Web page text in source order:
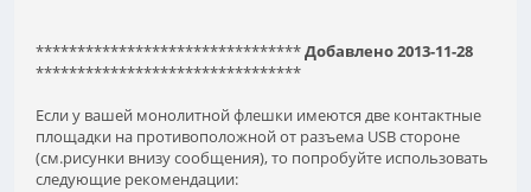
********************************Добавлено 2013-11-28
********************************
Если у вашей монолитной флешки имеются две контактные
площадки на противоположной от разъема USB стороне
(см.рисунки внизу сообщения), то попробуйте использовать
следующие рекомендации: